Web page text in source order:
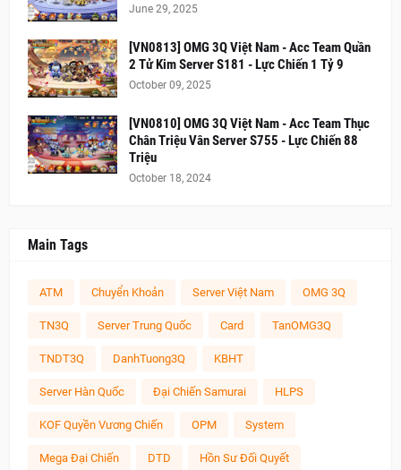
June 29, 2025
[VN0813] OMG 3Q Việt Nam - Acc Team Quần
2 Tử Kim Server S181 - Lực Chiến 1 Tỷ 9
October 09, 2025
[VN0810] OMG 3Q Việt Nam - Acc Team Thục
Chân Triệu Vân Server S755 - Lực Chiến 88
Triệu
October 18, 2024
Main Tags
ATM Chuyển Khoản Server Việt Nam OMG 3Q
TN3Q Server Trung Quốc Card TanOMG3Q
TNDT3Q DanhTuong3Q KBHT
Server Hàn Quốc Đại Chiến Samurai HLPS
KOF Quyền Vương Chiến OPM System
Mega Đại Chiến DTD Hồn Sư Đối Quyết